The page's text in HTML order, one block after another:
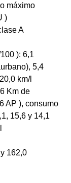
máximo
)
A
): 6,1
5,4
km/l
Km de
AP ), consumo
15,6 y 14,1
162,0